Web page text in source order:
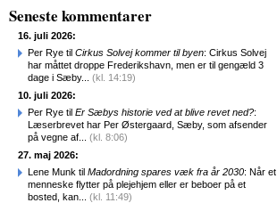
Seneste kommentarer
16. juli 2026:
Per Rye til Cirkus Solvej kommer til byen: Cirkus Solvej
har måttet droppe Frederikshavn, men er til gengæld 3
dage i Sæby... (kl. 14:19)
10. juli 2026:
Per Rye til Er Sæbys historie ved at blive revet ned?:
Læserbrevet har Per Østergaard, Sæby, som afsender
på vegne af... (kl. 8:06)
27. maj 2026:
Lene Munk til Madordning spares væk fra år 2030: Når et
menneske flytter på plejehjem eller er beboer på et
bosted, kan... (kl. 11:49)